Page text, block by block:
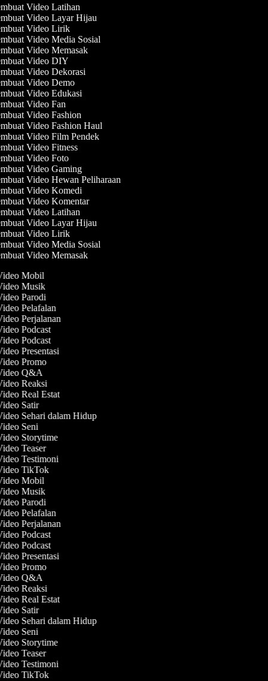
Video Latihan
Video Layar Hijau
Video Lirik
Video Media Sosial
Video Memasak
Video DIY
Video Dekorasi
Video Demo
Video Edukasi
Video Fan
Video Fashion
Video Fashion Haul
Video Film Pendek
Video Fitness
Video Foto
Video Gaming
Video Hewan Peliharaan
Video Komedi
Video Komentar
Video Latihan
Video Layar Hijau
Video Lirik
Video Media Sosial
Video Memasak
Mobil
Musik
Parodi
Pelafalan
Perjalanan
Podcast
Podcast
Presentasi
Promo
Q&A
Reaksi
Real Estat
Satir
Sehari dalam Hidup
Seni
Storytime
Teaser
Testimoni
TikTok
Mobil
Musik
Parodi
Pelafalan
Perjalanan
Podcast
Podcast
Presentasi
Promo
Q&A
Reaksi
Real Estat
Satir
Sehari dalam Hidup
Seni
Storytime
Teaser
Testimoni
TikTok